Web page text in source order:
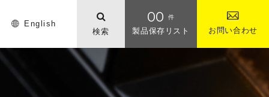
English
検索
00 件
製品保存リスト お問い合わせ